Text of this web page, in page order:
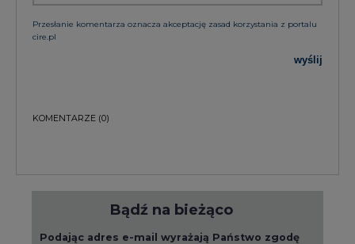
Przesłanie komentarza oznacza akceptację zasad korzystania z portalu
cire.pl
wyślij
KOMENTARZE (0)
Bądź na bieżąco
Podając adres e-mail wyrażają Państwo zgodę